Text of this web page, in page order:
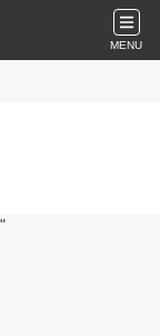
MENU